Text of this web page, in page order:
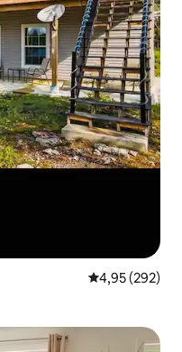
Note
4,95 (292)